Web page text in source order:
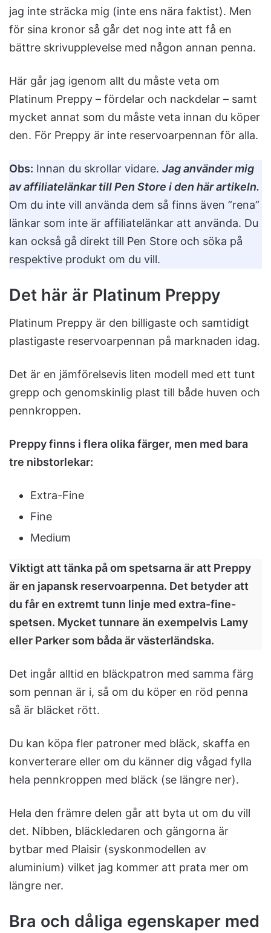
jag inte sträcka mig (inte ens nära faktist). Men
för sina kronor så går det nog inte att få en
bättre skrivupplevelse med någon annan penna.
Här går jag igenom allt du måste veta om
Platinum Preppy – fördelar och nackdelar – samt
mycket annat som du måste veta innan du köper
den. För Preppy är inte reservoarpennan för alla.
Obs: Innan du skrollar vidare. Jag använder mig
av affiliatelänkar till Pen Store i den här artikeln.
Om du inte vill använda dem så finns även ”rena”
länkar som inte är affiliatelänkar att använda. Du
kan också gå direkt till Pen Store och söka på
respektive produkt om du vill.
Det här är Platinum Preppy
Platinum Preppy är den billigaste och samtidigt
plastigaste reservoarpennan på marknaden idag.
Det är en jämförelsevis liten modell med ett tunt
grepp och genomskinlig plast till både huven och
pennkroppen.
Preppy finns i flera olika färger, men med bara
tre nibstorlekar:
Extra-Fine
Fine
Medium
Viktigt att tänka på om spetsarna är att Preppy
är en japansk reservoarpenna. Det betyder att
du får en extremt tunn linje med extra-fine-
spetsen. Mycket tunnare än exempelvis Lamy
eller Parker som båda är västerländska.
Det ingår alltid en bläckpatron med samma färg
som pennan är i, så om du köper en röd penna
så är bläcket rött.
Du kan köpa fler patroner med bläck, skaffa en
konverterare eller om du känner dig vågad fylla
hela pennkroppen med bläck (se längre ner).
Hela den främre delen går att byta ut om du vill
det. Nibben, bläckledaren och gängorna är
bytbar med Plaisir (syskonmodellen av
aluminium) vilket jag kommer att prata mer om
längre ner.
Bra och dåliga egenskaper med